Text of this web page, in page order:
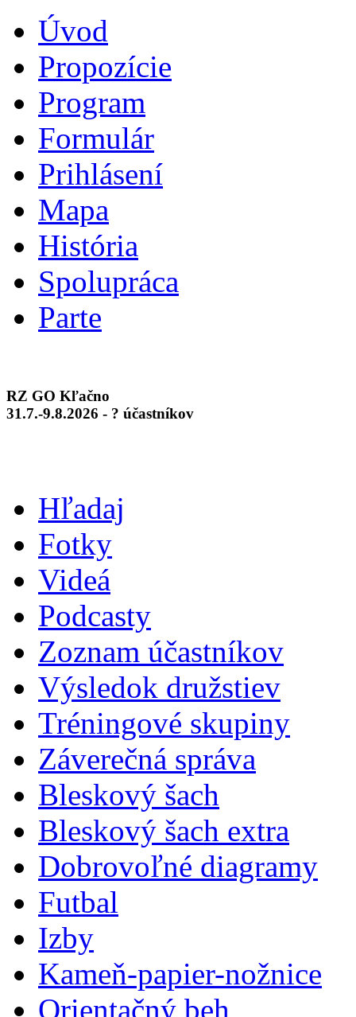
Úvod
Propozície
Program
Formulár
Prihlásení
Mapa
História
Spolupráca
Parte
RZ GO Kľačno
31.7.-9.8.2026 - ? účastníkov
Hľadaj
Fotky
Videá
Podcasty
Zoznam účastníkov
Výsledok družstiev
Tréningové skupiny
Záverečná správa
Bleskový šach
Bleskový šach extra
Dobrovoľné diagramy
Futbal
Izby
Kameň-papier-nožnice
Orientačný beh